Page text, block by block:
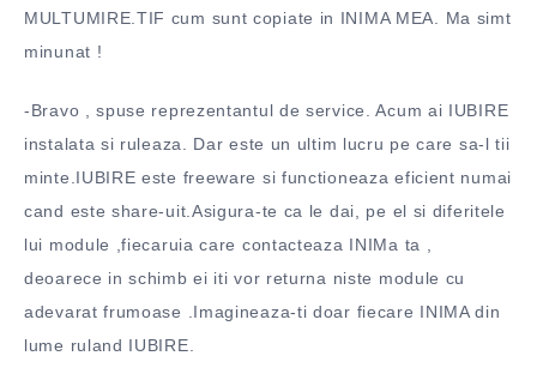
MULTUMIRE.TIF cum sunt copiate in INIMA MEA. Ma simt
minunat !
-Bravo , spuse reprezentantul de service. Acum ai IUBIRE
instalata si ruleaza. Dar este un ultim lucru pe care sa-l tii
minte.IUBIRE este freeware si functioneaza eficient numai
cand este share-uit.Asigura-te ca le dai, pe el si diferitele
lui module ,fiecaruia care contacteaza INIMa ta ,
deoarece in schimb ei iti vor returna niste module cu
adevarat frumoase .Imagineaza-ti doar fiecare INIMA din
lume ruland IUBIRE.